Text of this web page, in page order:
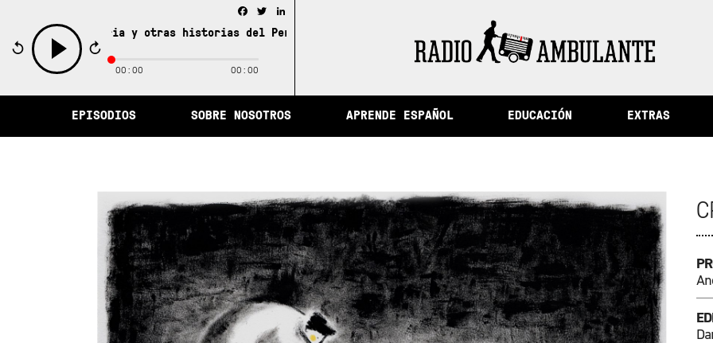
de la memoria y otras historias del Perú / La ciudad de la memoria y otras historias del Perú
play
Facebook
Twitter
00:00 00:00
EPISODIOS SOBRE NOSOTROS APRENDE ESPAÑOL EDUCACIÓN EXTRAS